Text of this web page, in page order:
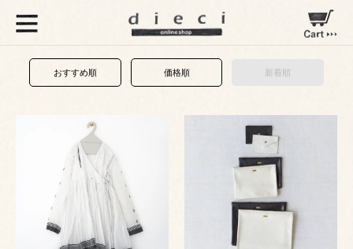
おすすめ順 価格順 新着順